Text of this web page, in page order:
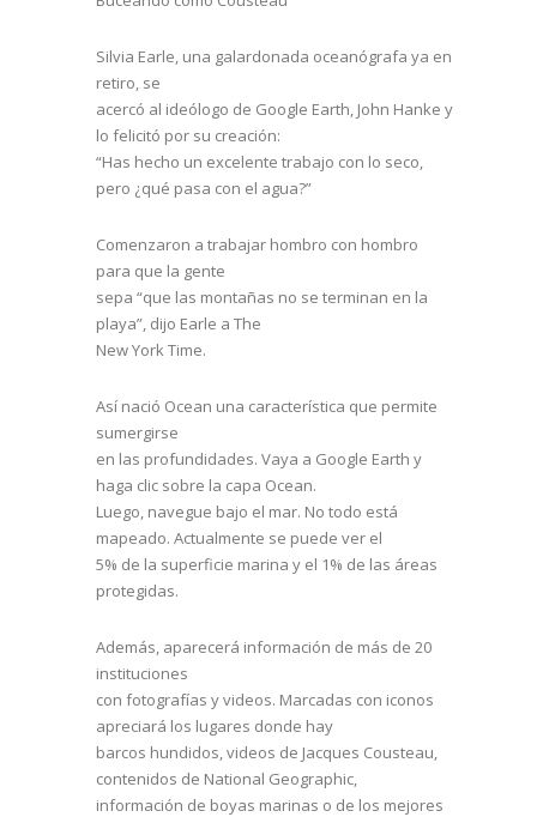
Silvia Earle, una galardonada oceanógrafa ya en
retiro, se
acercó al ideólogo de Google Earth, John Hanke y
lo felicitó por su creación:
“Has hecho un excelente trabajo con lo seco,
pero ¿qué pasa con el agua?”
Comenzaron a trabajar hombro con hombro
para que la gente
sepa “que las montañas no se terminan en la
playa”, dijo Earle a The
New York Time.
Así nació Ocean una característica que permite
sumergirse
en las profundidades. Vaya a Google Earth y
haga clic sobre la capa Ocean.
Luego, navegue bajo el mar. No todo está
mapeado. Actualmente se puede ver el
5% de la superficie marina y el 1% de las áreas
protegidas.
Además, aparecerá información de más de 20
instituciones
con fotografías y videos. Marcadas con iconos
apreciará los lugares donde hay
barcos hundidos, videos de Jacques Cousteau,
contenidos de National Geographic,
información de boyas marinas o de los mejores